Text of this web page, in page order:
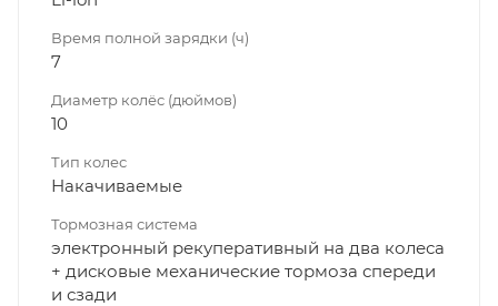
Время полной зарядки (ч)
7
Диаметр колёс (дюймов)
10
Тип колес
Накачиваемые
Тормозная система
электронный рекуперативный на два колеса
+ дисковые механические тормоза спереди
и сзади